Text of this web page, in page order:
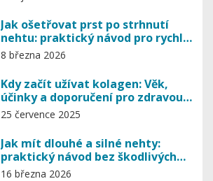
Jak ošetřovat prst po strhnutí
nehtu: praktický návod pro rychlé
hojení
8 března 2026
Kdy začít užívat kolagen: Věk,
účinky a doporučení pro zdravou
pokožku i klouby
25 července 2025
Jak mít dlouhé a silné nehty:
praktický návod bez škodlivých
produktů
16 března 2026